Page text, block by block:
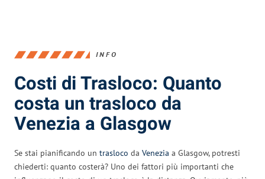
INFO
Costi di Trasloco: Quanto
costa un trasloco da
Venezia a Glasgow
Se stai pianificando un trasloco da Venezia a Glasgow, potresti
chiederti: quanto costerà? Uno dei fattori più importanti che